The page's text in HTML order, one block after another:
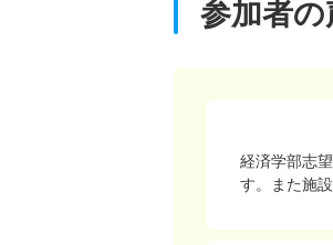
参加者の
経済学部志
す。また施